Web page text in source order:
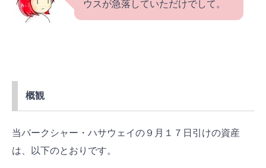
ウスが急落していただけでして。
概観
当バークシャー・ハサウェイの９月１７日引けの資産
は、以下のとおりです。